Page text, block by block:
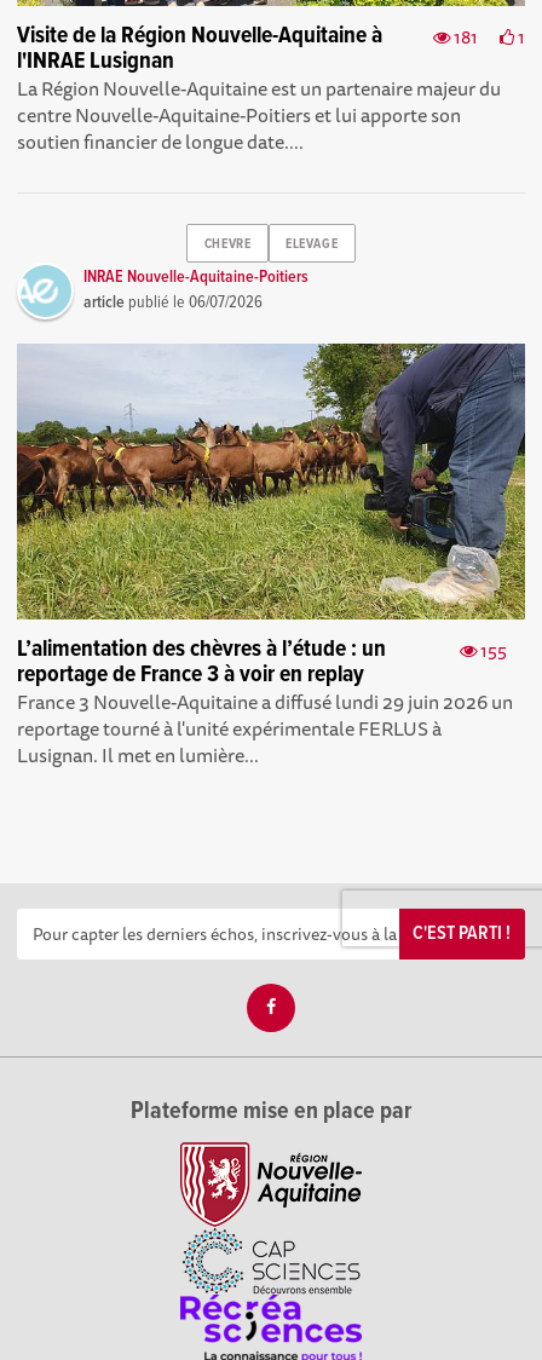
181 1
Visite de la Région Nouvelle-Aquitaine à
l'INRAE Lusignan
La Région Nouvelle-Aquitaine est un partenaire majeur du
centre Nouvelle-Aquitaine-Poitiers et lui apporte son
soutien financier de longue date....
CHEVRE ELEVAGE
INRAE Nouvelle-Aquitaine-Poitiers
article publié le06/07/2026
155
L’alimentation des chèvres à l’étude : un
reportage de France 3 à voir en replay
France 3 Nouvelle-Aquitaine a diffusé lundi 29 juin 2026 un
reportage tourné à l'unité expérimentale FERLUS à
Lusignan. Il met en lumière...
C'EST PARTI !
Plateforme mise en place par